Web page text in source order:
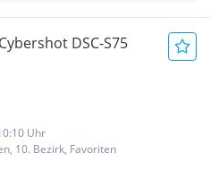
DSC-S75
Uhr
10. Bezirk, Favoriten